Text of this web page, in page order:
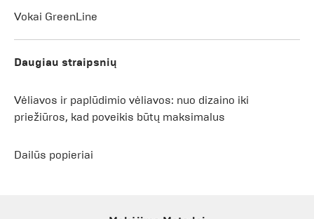
Vokai GreenLine
Daugiau straipsnių
Vėliavos ir paplūdimio vėliavos: nuo dizaino iki
priežiūros, kad poveikis būtų maksimalus
Dailūs popieriai